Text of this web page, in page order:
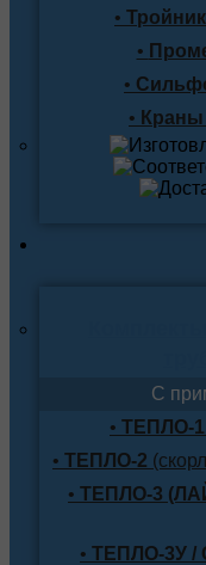
•
•
•
• Краны
С
• ТЕПЛО-1
• ТЕПЛО-2
• ТЕПЛО-3
• ТЕПЛО-3У /